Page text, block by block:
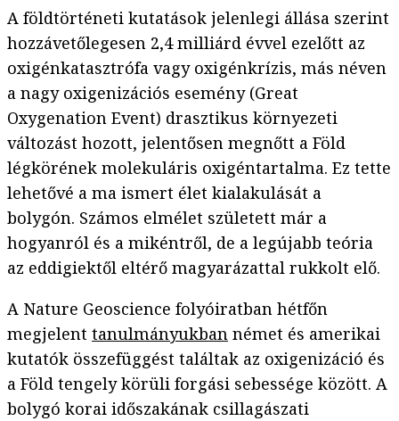
A földtörténeti kutatások jelenlegi állása szerint
hozzávetőlegesen 2,4 milliárd évvel ezelőtt az
oxigénkatasztrófa vagy oxigénkrízis, más néven
a nagy oxigenizációs esemény (Great
Oxygenation Event) drasztikus környezeti
változást hozott, jelentősen megnőtt a Föld
légkörének molekuláris oxigéntartalma. Ez tette
lehetővé a ma ismert élet kialakulását a
bolygón. Számos elmélet született már a
hogyanról és a mikéntről, de a legújabb teória
az eddigiektől eltérő magyarázattal rukkolt elő.
A Nature Geoscience folyóiratban hétfőn
megjelent tanulmányukban német és amerikai
kutatók összefüggést találtak az oxigenizáció és
a Föld tengely körüli forgási sebessége között. A
bolygó korai időszakának csillagászati